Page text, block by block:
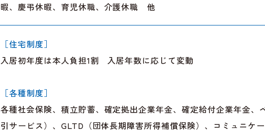
暇、慶弔休暇、育児休職、介護休職 他
［住宅制度］
入居初年度は本人負担1割 入居年数に応じて変動
［各種制度］
各種社会保険、積立貯蓄、確定拠出企業年金、確定給付企業年金、
引サービス）、GLTD（団体長期障害所得補償保険）、コミュニケ